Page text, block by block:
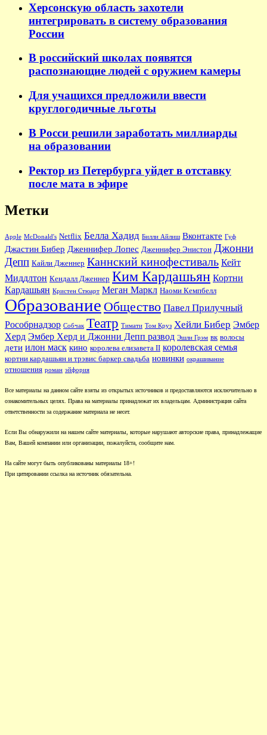
Херсонскую область захотели
интегрировать в систему образования
России
В российский школах появятся
распознающие людей с оружием камеры
Для учащихся предложили ввести
круглогодичные льготы
В Росси решили заработать миллиарды
на образовании
Ректор из Петербурга уйдет в отставку
после мата в эфире
Метки
Apple McDonald's Netflix Белла Хадид Билли Айлиш Вконтакте Гуф
Джастин Бибер Дженнифер Лопес Дженнифер Энистон Джонни
Депп Кайли Дженнер Каннский кинофестиваль Кейт
Миддлтон Кендалл Дженнер Ким Кардашьян Кортни
Кардашьян Кристен Стюарт Меган Маркл Наоми Кемпбелл
Образование Общество Павел Прилучный
Рособрнадзор Собчак Театр Тимати Том Круз Хейли Бибер Эмбер
Херд Эмбер Херд и Джонни Депп развод Эшли Грэм вк волосы
дети илон маск кино королева елизавета II королевская семья
кортни кардашьян и трэвис баркер свадьба новинки окрашивание
отношения роман эйфория
Все материалы на данном сайте взяты из открытых источников и предоставляются исключительно в
ознакомительных целях. Права на материалы принадлежат их владельцам. Администрация сайта
ответственности за содержание материала не несет.
Если Вы обнаружили на нашем сайте материалы, которые нарушают авторские права, принадлежащие
Вам, Вашей компании или организации, пожалуйста, сообщите нам.
На сайте могут быть опубликованы материалы 18+!
При цитировании ссылка на источник обязательна.